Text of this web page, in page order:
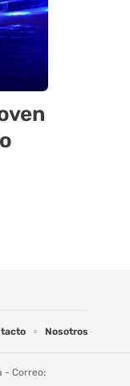
Nosotros
- Correo: